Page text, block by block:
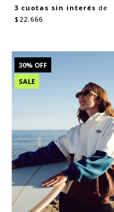
3 cuotas sin interés de
$22.666
30% OFF
SALE